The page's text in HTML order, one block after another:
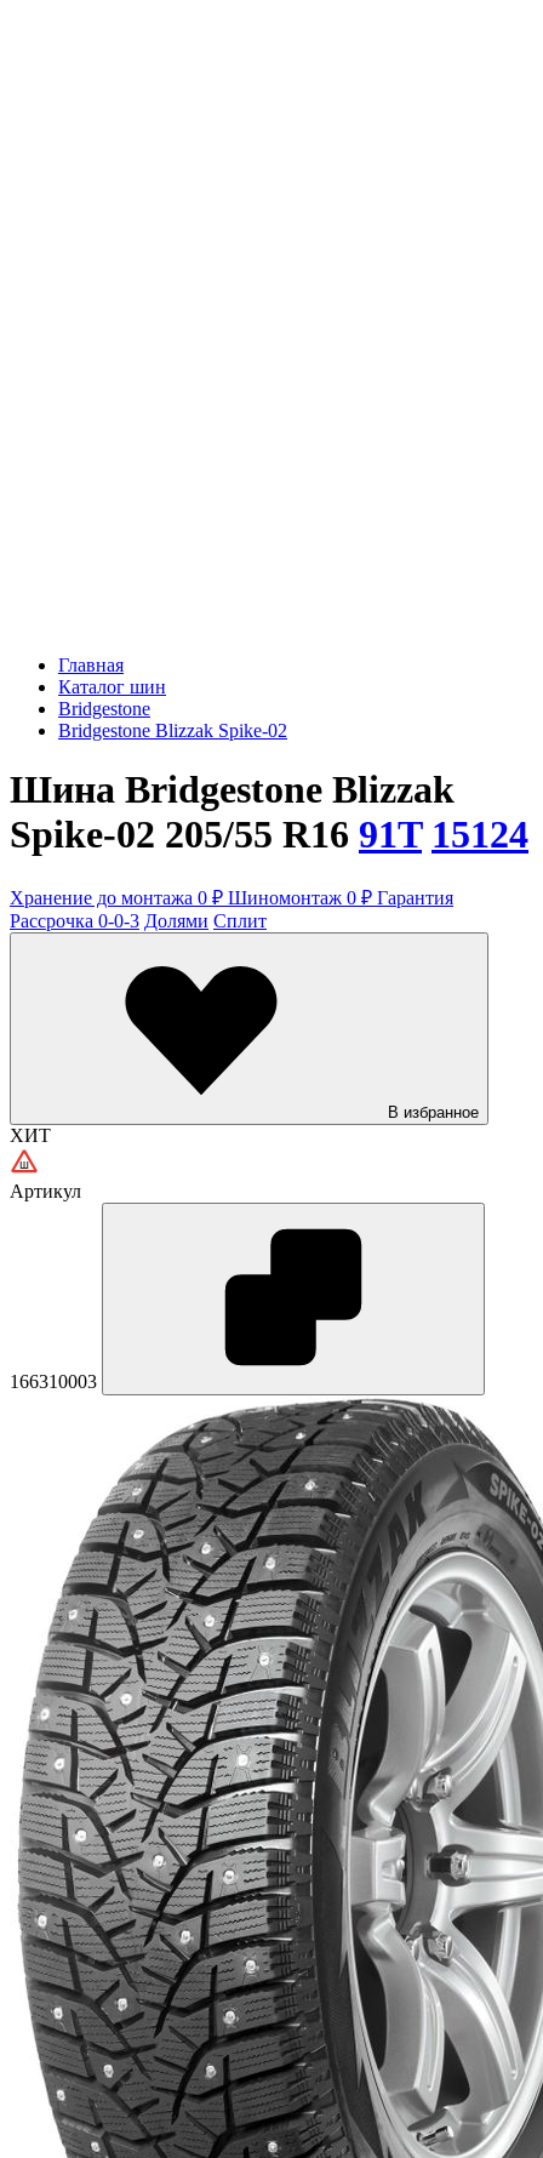
Главная
Каталог шин
Bridgestone
Bridgestone Blizzak Spike-02
Шина Bridgestone Blizzak
Spike-02 205/55 R16 91T 15124
Хранение до монтажа 0 ₽ Шиномонтаж 0 ₽ Гарантия
Рассрочка 0-0-3 Долями Сплит
В избранное
ХИТ
Артикул
166310003